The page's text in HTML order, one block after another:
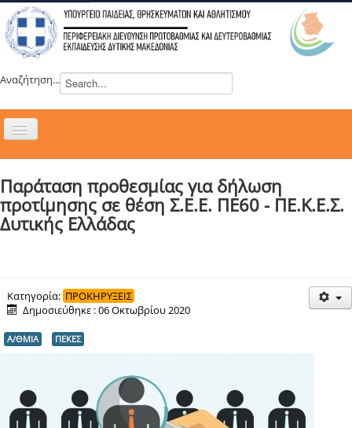
Αναζήτηση...
Εναλλαγή
ΝΕΑ
ΣΥΜΒΟΥΛΙΑ
ΔΡΑΣΕΙΣ
ΕΠΙΚΟΙΝΩΝΙΑ
ΕΞ ΑΠΟΣΤΑΣΕΩΣ ΕΚΠΑΙΔΕΥΣΗ
Παράταση προθεσμίας για δήλωση
προτίμησης σε θέση Σ.Ε.Ε. ΠΕ60 - ΠΕ.Κ.Ε.Σ.
Δυτικής Ελλάδας
Κατηγορία: ΠΡΟΚΗΡΥΞΕΙΣ
Δημοσιεύθηκε : 06 Οκτωβρίου 2020
Α/ΘΜΙΑ ΠΕΚΕΣ